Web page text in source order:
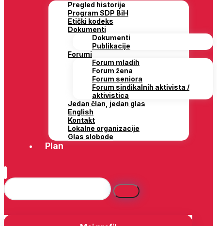
Pregled historije
Program SDP BiH
Etički kodeks
Dokumenti
Dokumenti
Publikacije
Forumi
Forum mladih
Forum žena
Forum seniora
Forum sindikalnih aktivista /
aktivistica
Jedan član, jedan glas
English
Kontakt
Lokalne organizacije
Glas slobode
Plan